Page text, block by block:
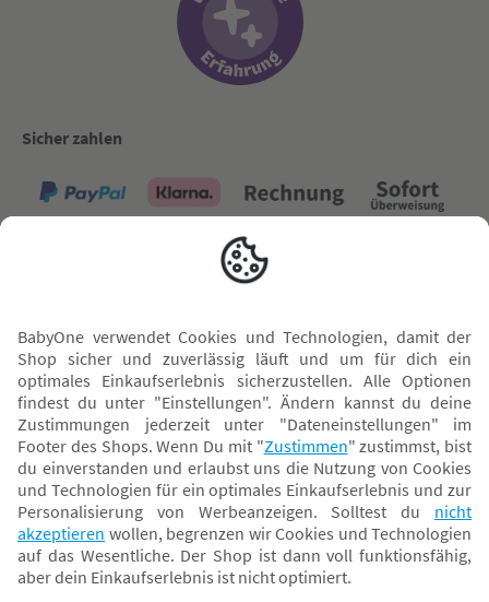
Sicher zahlen
* Alle Preise inkl. MwSt. und ggf. zzgl.Versandkosten. Der dargestellte Preis gilt -
abhängig von der von dir gewählten Option - im BabyOne-Onlineshop oder bei
Abholung in dem von dir gewählten BabyOne-Franchise-Betrieb. Der für den
Onlineshop geltende Preis stellt bei einem Verkauf durch unsere Franchise-
Nehmer eine unverbindliche Preisempfehlung dar. Der Verkaufspreis der
Franchise-Nehmer im Rahmen der Option „Reservieren und Abholen“ kann